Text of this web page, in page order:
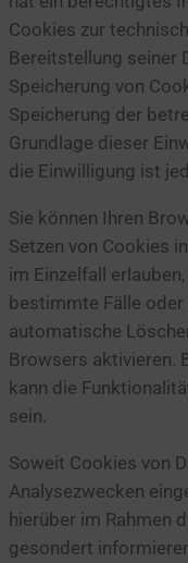
Cookies zur
Bereitstellung seiner
Speicherung von
Speicherung der
Grundlage dieser
die Einwilligung ist
Sie können Ihren
Setzen von Cookies
im Einzelfall
bestimmte Fälle
automatische
Browsers aktivieren.
kann die
sein.
Soweit Cookies von
Analysezwecken
hierüber im Rahmen
gesondert